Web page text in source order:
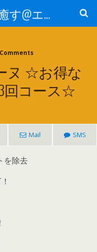
エステサロンで癒す@エステ～全国エステ情報
Comments
ヌ ☆お得な
回コース☆
Mail SMS
を除去